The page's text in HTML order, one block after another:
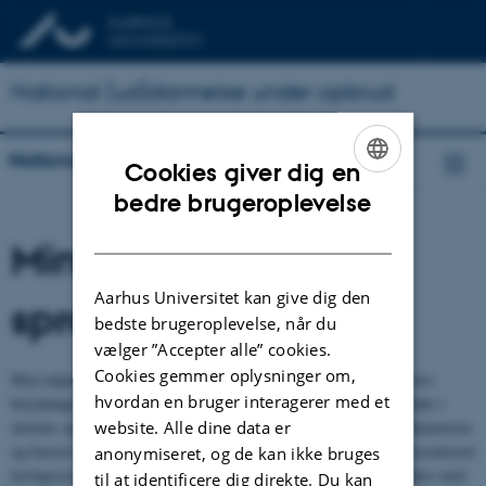
National (ud)dannelse under opbrud
National (ud)dannelse under opbrud
Minoritetselever i
sprogfagene
Med udgangspunkt i den danske og canadiske grundskole diskuteres
betydningen af den nationale sprogpolitik for minoritetselevers plads i
skolens sprogfag. Sprogfag indeholder både en sprog- og kulturdimension
og baserer sig i forhold til begge dimensioner på et principielt elevcentreret
læringssyn. Spørgsmålet er imidlertid i, hvor høj grad skolen lykkes med
ENGLISH
Cookies giver dig en
bedre brugeroplevelse
Aarhus Universitet kan give dig den
bedste brugeroplevelse, når du
vælger ”Accepter alle” cookies.
Cookies gemmer oplysninger om,
hvordan en bruger interagerer med et
website. Alle dine data er
anonymiseret, og de kan ikke bruges
til at identificere dig direkte. Du kan